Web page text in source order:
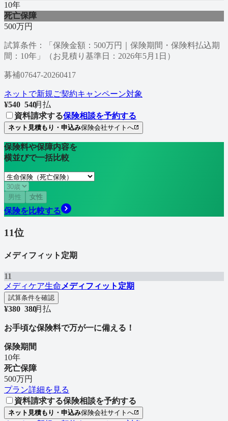
10年
死亡保障
500万円
試算条件：「保険金額：500万円｜保険期間・保険料払込期
間：10年」（お見積り基準日：2026年5月1日）
募補07647-20260417
ネットで新規ご契約キャンペーン対象
¥540 540
/月払
資料請求する保険相談を予約する
ネット見積もり・申込み保険会社サイトへ
保険料や保障内容を
横並びで一括比較
男性 女性
保険を比較する
11位
メディフィット定期
11
メディケア生命 メディフィット定期
試算条件を確認
¥380 380
/月払
お手頃な保険料で万が一に備える！
保険期間
10年
死亡保障
500万円
プラン詳細を見る
資料請求する保険相談を予約する
ネット見積もり・申込み保険会社サイトへ